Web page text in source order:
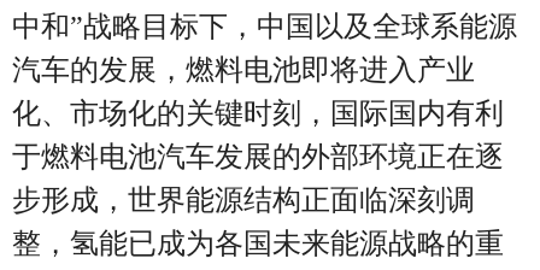
中和”战略目标下，中国以及全球系能源
汽车的发展，燃料电池即将进入产业
化、市场化的关键时刻，国际国内有利
于燃料电池汽车发展的外部环境正在逐
步形成，世界能源结构正面临深刻调
整，氢能已成为各国未来能源战略的重